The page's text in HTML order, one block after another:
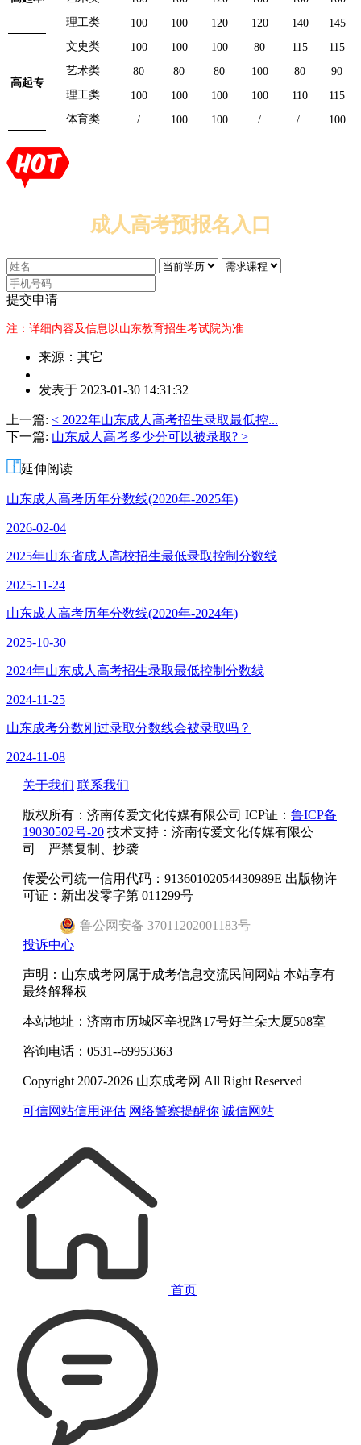
理工类
100 100 120 120 140 145
高起专
文史类 100 100 100 80 115
115
艺术类
80 80 80 100 80
90
理工类
100 100 100 100 110
115
体育类
/ 100 100 / / 100
成人高考预报名入口
提交申请
注：详细内容及信息以山东教育招生考试院为准
来源：其它
者：
老
师
发表于 2023-01-30 14:31:32
上一篇: < 2022年山东成人高考招生录取最低控...
下一篇: 山东成人高考多少分可以被录取? >
延伸阅读
山东成人高考历年分数线(2020年-2025年)
2026-02-04
2025年山东省成人高校招生最低录取控制分数线
2025-11-24
山东成人高考历年分数线(2020年-2024年)
2025-10-30
2024年山东成人高考招生录取最低控制分数线
2024-11-25
山东成考分数刚过录取分数线会被录取吗？
2024-11-08
关于我们 联系我们
版权所有： 济南传爱文化传媒有限公司 ICP证： 鲁ICP备
19030502号-20 技术支持：济南传爱文化传媒有限公
司 严禁复制、抄袭
传爱公司统一信用代码：91360102054430989E 出版物许
可证：新出发零字第 011299号
鲁公网安备 37011202001183号
投诉中心
声明：山东成考网属于成考信息交流民间网站 本站享有
最终解释权
本站地址：济南市历城区辛祝路17号好兰朵大厦508室
咨询电话：0531--69953363
Copyright 2007-2026 山东成考网 All Right Reserved
可信网站信用评估 网络警察提醒你 诚信网站
首页